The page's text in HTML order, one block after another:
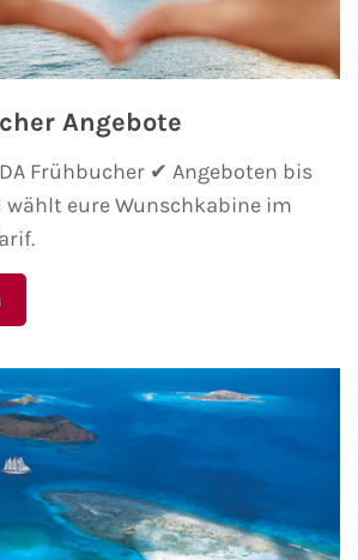
Angebote
Frühbucher ✔ Angeboten bis
wählt eure Wunschkabine im